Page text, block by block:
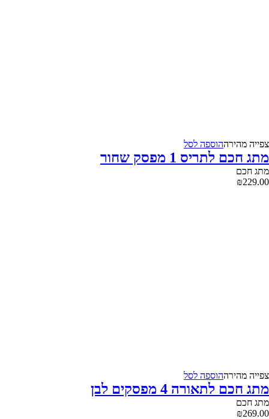
צפייה‬ ‫מהירה‬הוספה לסל
מתג חכם לתריס 1 מפסק שחור
מתג חכם
₪229.00
צפייה‬ ‫מהירה‬הוספה לסל
מתג חכם לתאורה 4 מפסקים לבן
מתג חכם
₪269.00